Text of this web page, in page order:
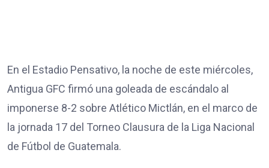
En el Estadio Pensativo, la noche de este miércoles,
Antigua GFC firmó una goleada de escándalo al
imponerse 8-2 sobre Atlético Mictlán, en el marco de
la jornada 17 del Torneo Clausura de la Liga Nacional
de Fútbol de Guatemala.